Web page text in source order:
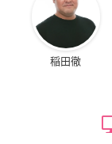
稲田徹